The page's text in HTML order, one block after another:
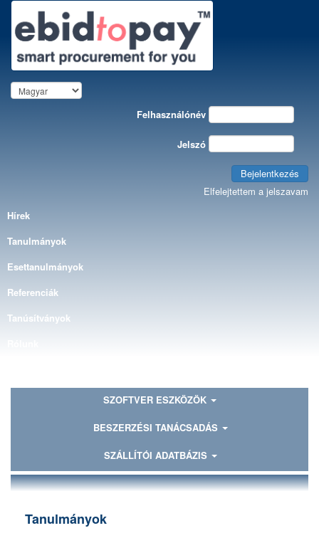
Felhasználónév
Jelszó
Bejelentkezés
Elfelejtettem a jelszavam
Hírek
Tanulmányok
Esettanulmányok
Referenciák
Tanúsítványok
SZOFTVER ESZKÖZÖK
BESZERZÉSI TANÁCSADÁS
SZÁLLÍTÓI ADATBÁZIS
Tanulmányok